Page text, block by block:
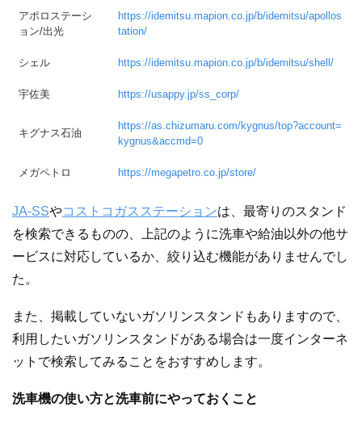
アポロステーシ
ョン/出光
https://idemitsu.mapion.co.jp/b/idemitsu/apollos
tation/
シェル https://idemitsu.mapion.co.jp/b/idemitsu/shell/
宇佐美 https://usappy.jp/ss_corp/
キグナス石油
https://as.chizumaru.com/kygnus/top?account=
kygnus&accmd=0
メガペトロ https://megapetro.co.jp/store/
JA-SSやコストコガスステーションは、最寄りのスタンド
を検索できるものの、上記のように洗車や給油以外の他サ
ービスに対応しているか、絞り込む機能がありませんでし
た。
また、掲載していないガソリンスタンドもありますので、
利用したいガソリンスタンドがある場合は一度インターネ
ットで検索してみることをおすすめします。
洗車機の使い方と洗車前にやっておくこと